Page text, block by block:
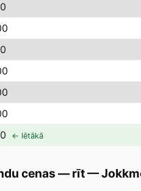
← lētākā
cenas — rīt—